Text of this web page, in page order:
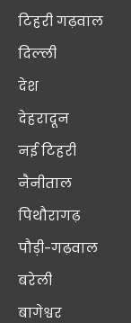
टिहरी गढ़वाल
दिल्ली
देश
देहरादून
नई टिहरी
नैनीताल
पिथौरागढ़
पौड़ी-गढ़वाल
बरेली
बागेश्वर